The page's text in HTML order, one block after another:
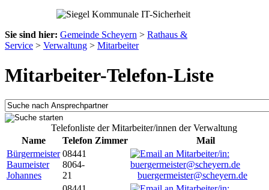
Sie sind hier: Gemeinde Scheyern > Rathaus &
Service > Verwaltung > Mitarbeiter
Mitarbeiter-Telefon-Liste
Telefonliste der Mitarbeiter/innen der Verwaltung
Name
Telefon Zimmer
Mail
Bürgermeister
Baumeister
Johannes
08441
8064-
21
buergermeister@scheyern.de